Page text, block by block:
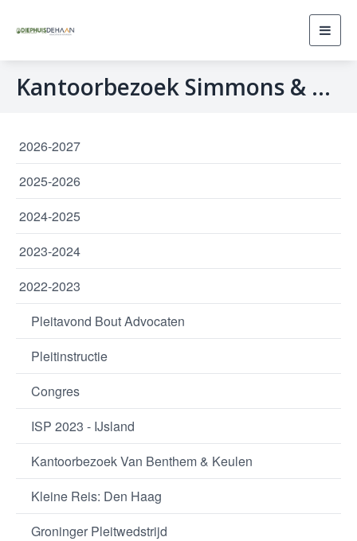
Kantoorbezoek Simmons & Simmons
2026-2027
2025-2026
2024-2025
2023-2024
2022-2023
Pleitavond Bout Advocaten
Pleitinstructie
Congres
ISP 2023 - IJsland
Kantoorbezoek Van Benthem & Keulen
Kleine Reis: Den Haag
Groninger Pleitwedstrijd